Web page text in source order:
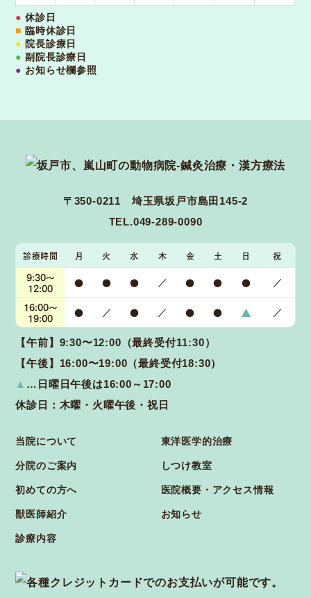
● 休診日
■ 臨時休診日
● 院長診療日
● 副院長診療日
● お知らせ欄参照
〒350-0211 埼玉県坂戸市島田145-2
TEL.049-289-0090
診療時間 月 火 水 木 金 土 日 祝
9:30～
12:00
● ● ● ／ ● ● ●
／
16:00～
19:00
● ／ ● ／ ● ● ▲ ／
【午前】9:30〜12:00（最終受付11:30）
【午後】16:00〜19:00（最終受付18:30）
▲ …日曜日午後は16:00～17:00
休診日：木曜・火曜午後・祝日
当院について
分院のご案内
初めての方へ
獣医師紹介
診療内容
東洋医学的治療
しつけ教室
医院概要・アクセス情報
お知らせ